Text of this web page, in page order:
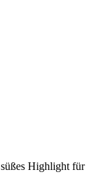
Highlight für